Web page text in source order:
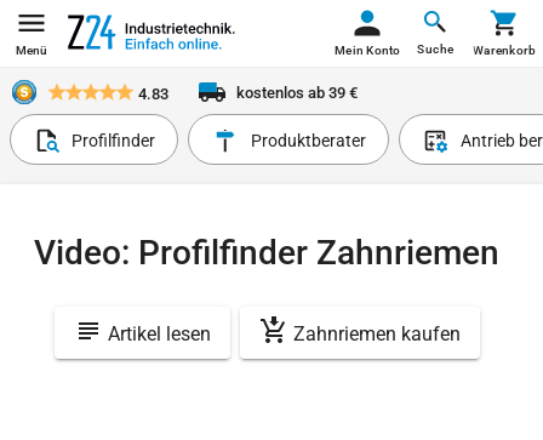
Menü Suche
Mein Konto Warenkorb
4.83 kostenlos ab 39 €
Profilfinder Produktberater Antrieb
Video: Profilfinder Zahnriemen
Artikel lesen Zahnriemen kaufen